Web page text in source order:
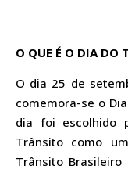
O QUE É O DIA DO
O dia 25 de
comemora-se o
dia foi escolhido
Trânsito como
Trânsito Brasileiro